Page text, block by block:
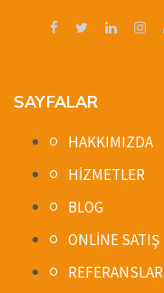
SAYFALAR
HAKKIMIZDA
HİZMETLER
BLOG
ONLİNE SATIŞ
REFERANSLAR